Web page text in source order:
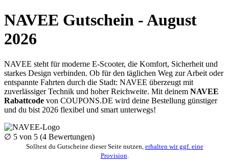
NAVEE Gutschein - August
2026
NAVEE steht für moderne E-Scooter, die Komfort, Sicherheit und
starkes Design verbinden. Ob für den täglichen Weg zur Arbeit oder
entspannte Fahrten durch die Stadt: NAVEE überzeugt mit
zuverlässiger Technik und hoher Reichweite. Mit deinem NAVEE
Rabattcode von COUPONS.DE wird deine Bestellung günstiger
und du bist 2026 flexibel und smart unterwegs!
∅ 5 von 5 (4 Bewertungen)
Solltest du Gutscheine dieser Seite nutzen, erhalten wir ggf. eine
Provision